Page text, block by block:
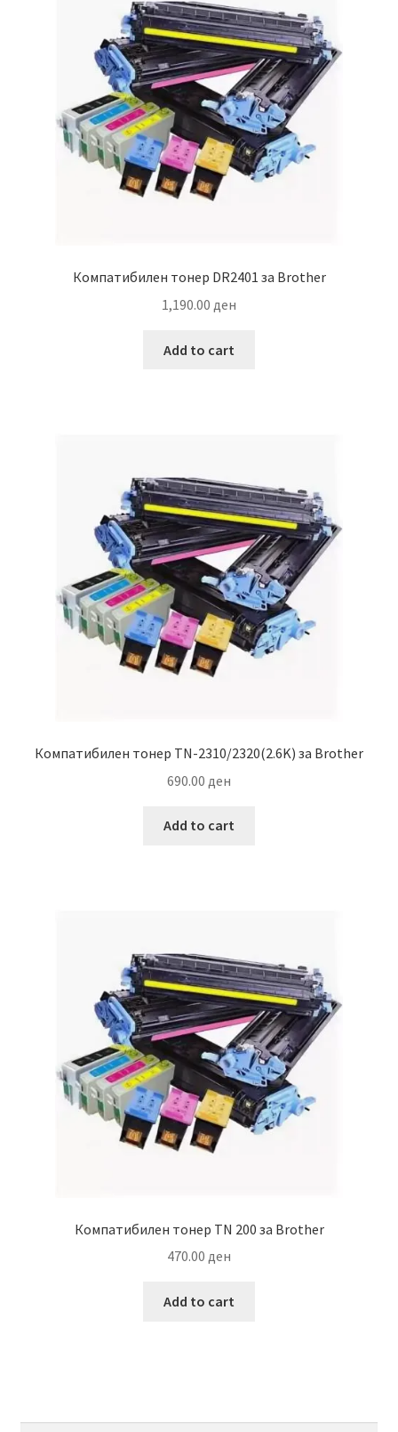
Компатибилен тонер DR2401 за Brother
1,190.00 ден
Add to cart
Компатибилен тонер TN-2310/2320(2.6K) за Brother
690.00 ден
Add to cart
Компатибилен тонер TN 200 за Brother
470.00 ден
Add to cart